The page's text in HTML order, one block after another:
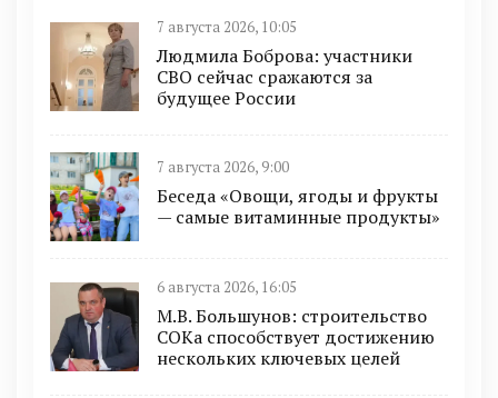
7 августа 2026, 10:05
Людмила Боброва: участники
СВО сейчас сражаются за
будущее России
7 августа 2026, 9:00
Беседа «Овощи, ягоды и фрукты
— самые витаминные продукты»
6 августа 2026, 16:05
М.В. Большунов: строительство
СОКа способствует достижению
нескольких ключевых целей